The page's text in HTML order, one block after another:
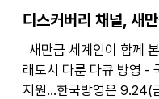
디스커버리 채널, 새
래도시 다룬 다큐 방영 - 국무총리실․문화체육관광부 공동
지원…한국방영은 9.24(금) 저녁 9시 ※